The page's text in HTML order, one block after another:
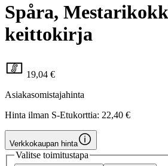
Spåra,
keittokirja
19,04 €
Asiakasomistajahinta
Hinta ilman S-Etukorttia: 22,40 €
Verkkokaupan hinta
Valitse toimitustapa